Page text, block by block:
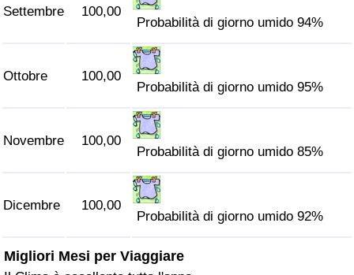
Settembre 100,00
Probabilità di giorno umido 94%
Ottobre 100,00
Probabilità di giorno umido 95%
Novembre 100,00
Probabilità di giorno umido 85%
Dicembre 100,00
Probabilità di giorno umido 92%
Migliori Mesi per Viaggiare